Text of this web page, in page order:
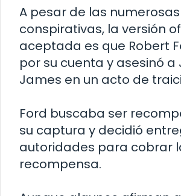
A pesar de las
conspirativas, la versión
aceptada es que Robert
por su cuenta y asesinó a
James en un acto de
Ford buscaba ser
su captura y decidió
autoridades para cobrar
recompensa.